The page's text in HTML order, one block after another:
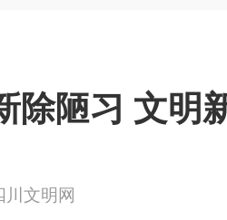
除陋习 文明
川文明网